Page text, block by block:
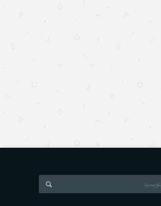
اسلواکی: دستاوردهای
چین قابل تحسین است